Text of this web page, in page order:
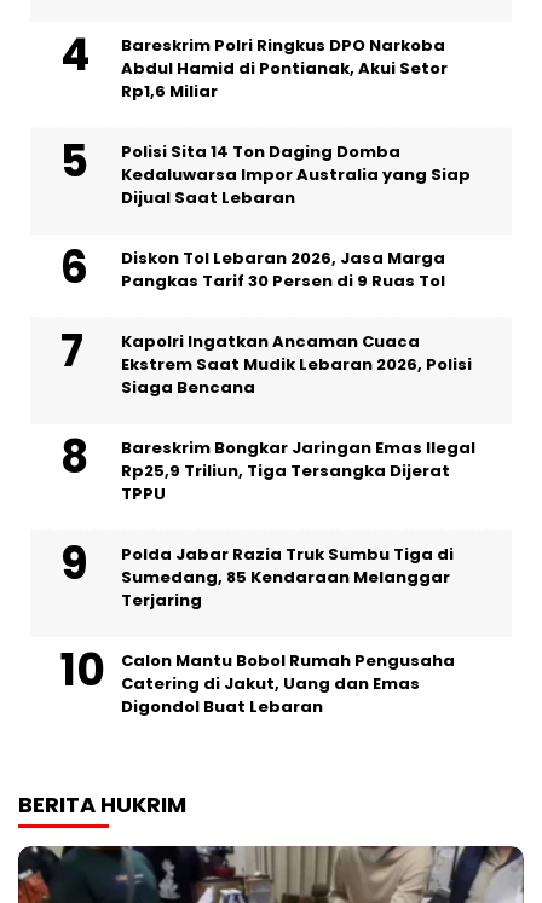
Bareskrim Polri Ringkus DPO Narkoba
Abdul Hamid di Pontianak, Akui Setor
Rp1,6 Miliar
Polisi Sita 14 Ton Daging Domba
Kedaluwarsa Impor Australia yang Siap
Dijual Saat Lebaran
Diskon Tol Lebaran 2026, Jasa Marga
Pangkas Tarif 30 Persen di 9 Ruas Tol
Kapolri Ingatkan Ancaman Cuaca
Ekstrem Saat Mudik Lebaran 2026, Polisi
Siaga Bencana
Bareskrim Bongkar Jaringan Emas Ilegal
Rp25,9 Triliun, Tiga Tersangka Dijerat
TPPU
Polda Jabar Razia Truk Sumbu Tiga di
Sumedang, 85 Kendaraan Melanggar
Terjaring
Calon Mantu Bobol Rumah Pengusaha
Catering di Jakut, Uang dan Emas
Digondol Buat Lebaran
BERITA HUKRIM